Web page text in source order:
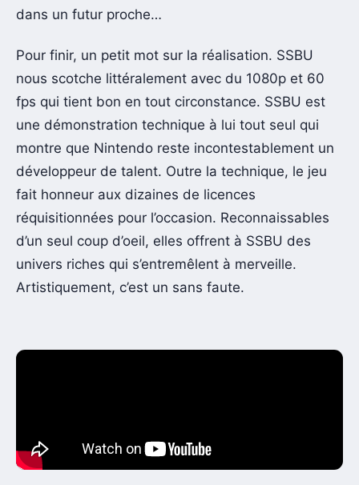
dans un futur proche…
Pour finir, un petit mot sur la réalisation. SSBU
nous scotche littéralement avec du 1080p et 60
fps qui tient bon en tout circonstance. SSBU est
une démonstration technique à lui tout seul qui
montre que Nintendo reste incontestablement un
développeur de talent. Outre la technique, le jeu
fait honneur aux dizaines de licences
réquisitionnées pour l’occasion. Reconnaissables
d’un seul coup d’oeil, elles offrent à SSBU des
univers riches qui s’entremêlent à merveille.
Artistiquement, c’est un sans faute.